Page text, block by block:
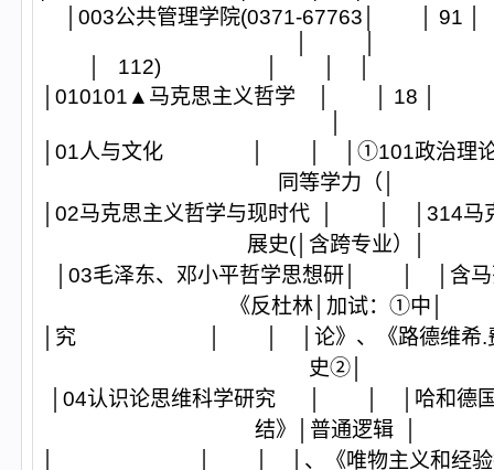
│003公共管理学院(0371-
│ 112) │ │ │
│010101▲马克思主义哲学
│01人与文化 │ │ │①101政治理论
同等学力（│
│02马克思主义哲学与现时代 │ │ │314马
展史(│含跨专业）│
│03毛泽东、邓小平哲学思想研│ │ │含马
《反杜林│加试：①中│
│究 │ │ │论》、《路德维希.费尔
史②│
│04认识论思维科学研究 │ │ │哈和德国
结》│普通逻辑 │
│ │ │ │、《唯物主义和经验批